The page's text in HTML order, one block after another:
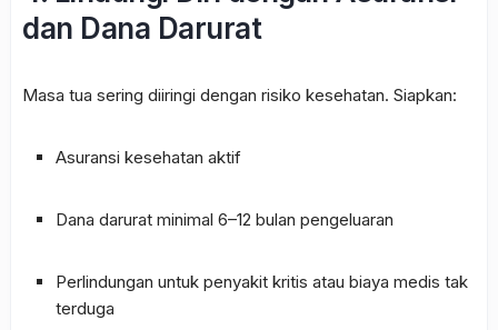
dan Dana Darurat
Masa tua sering diiringi dengan risiko kesehatan. Siapkan:
Asuransi kesehatan aktif
Dana darurat minimal 6–12 bulan pengeluaran
Perlindungan untuk penyakit kritis atau biaya medis tak
terduga